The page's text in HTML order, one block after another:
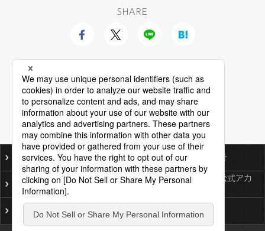
SHARE
ご利用にあたって 個人情報保護基本方針
プライバシーポリシー
ソーシャルメディア公式アカ
サイトマップ お問い合わせ